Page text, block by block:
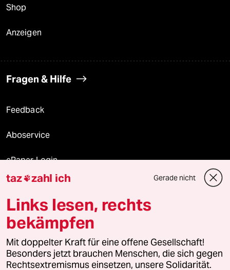
Shop
Anzeigen
Fragen & Hilfe
Feedback
Aboservice
ePaper Login
Downloads für Abonnierende
© 2026 taz Verlags und Vertriebs GmbH
Alle Rechte vorbehalten. Bei rechtlichen Fragen oder für Genehmigungen
wenden Sie sich bitte an
lizenzen@taz.de
taz zahl ich Gerade nicht
Links lesen, rechts
bekämpfen
Mit doppelter Kraft für eine offene Gesellschaft!
Besonders jetzt brauchen Menschen, die sich gegen
Rechtsextremismus einsetzen, unsere Solidarität.